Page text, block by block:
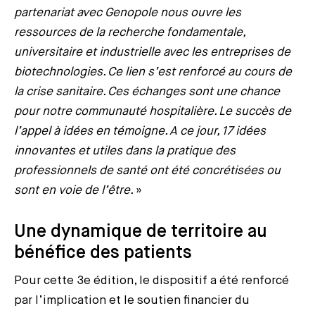
partenariat avec Genopole nous ouvre les
ressources de la recherche fondamentale,
universitaire et industrielle avec les entreprises de
biotechnologies. Ce lien s’est renforcé au cours de
la crise sanitaire. Ces échanges sont une chance
pour notre communauté hospitalière. Le succès de
l’appel à idées en témoigne. A ce jour, 17 idées
innovantes et utiles dans la pratique des
professionnels de santé ont été concrétisées ou
sont en voie de l’être. »
Une dynamique de territoire au
bénéfice des patients
Pour cette 3e édition, le dispositif a été renforcé
par l’implication et le soutien financier du